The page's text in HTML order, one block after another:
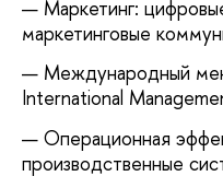
Маркетинг:
маркетинговые
Международный
International
Операционная
производственные